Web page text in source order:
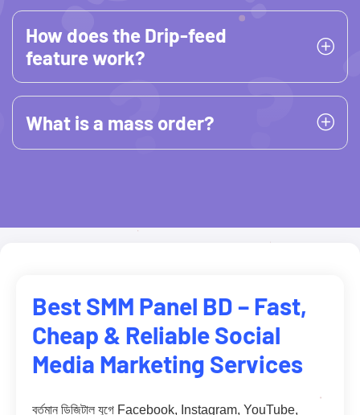
How does the Drip-feed
feature work?
What is a mass order?
Best SMM Panel BD – Fast,
Cheap & Reliable Social
Media Marketing Services
বর্তমান ডিজিটাল যুগে Facebook, Instagram, YouTube,